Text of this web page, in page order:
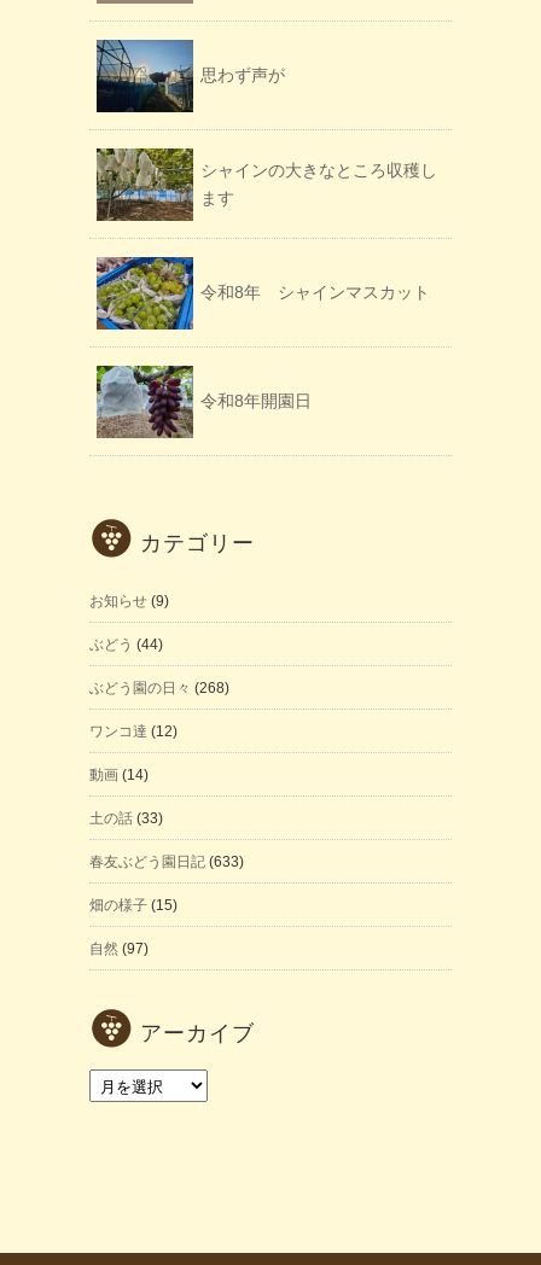
思わず声が
シャインの大きなところ収穫し
ます
令和8年 シャインマスカット
令和8年開園日
カテゴリー
お知らせ (9)
ぶどう (44)
ぶどう園の日々 (268)
ワンコ達 (12)
動画 (14)
土の話 (33)
春友ぶどう園日記 (633)
畑の様子 (15)
自然 (97)
アーカイブ
ア